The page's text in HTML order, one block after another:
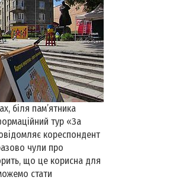
біля пам’ятника
тур «За
кореспондент
чули про
що це корисна для
стати